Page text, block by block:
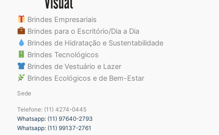
Brindes Empresariais
Brindes para o Escritório/Dia a Dia
Brindes de Hidratação e Sustentabilidade
Brindes Tecnológicos
Brindes de Vestuário e Lazer
Brindes Ecológicos e de Bem-Estar
Sede
Telefone: (11) 4274-0445
Whatsapp: (11) 97640-2793
Whatsapp: (11) 99137-2761